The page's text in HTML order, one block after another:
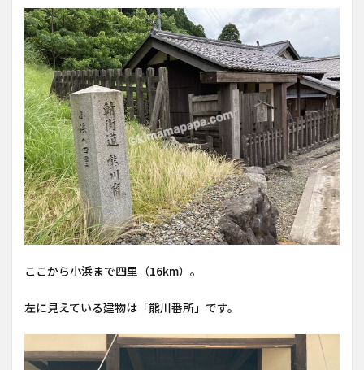
ここから小浜まで四里（16km）。
左に見えている建物は「熊川番所」です。